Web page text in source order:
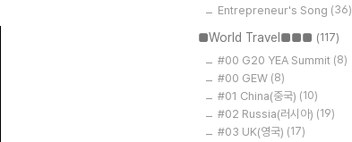
Entrepreneur's Song (36)
■World Travel■■■ (117)
#00 G20 YEA Summit (8)
#00 GEW (8)
#01 China(중국) (10)
#02 Russia(러시아) (19)
#03 UK(영국) (17)